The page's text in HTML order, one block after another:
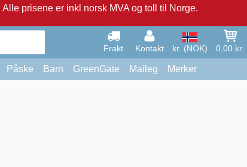
Alle prisene er inkl norsk MVA og toll til Norge.
Frakt Kontakt kr. (NOK) 0,00 kr.
Påske Barn GreenGate Maileg Merker